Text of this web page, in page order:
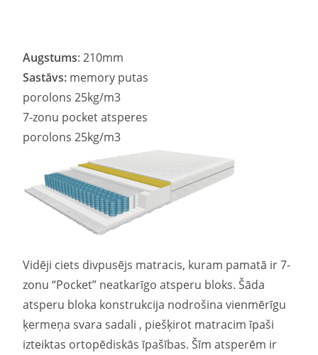
Augstums: 210mm
Sastāvs: memory putas
porolons 25kg/m3
7-zonu pocket atsperes
porolons 25kg/m3
Vidēji ciets divpusējs matracis, kuram pamatā ir 7-
zonu “Pocket” neatkarīgo atsperu bloks. Šāda
atsperu bloka konstrukcija nodrošina vienmērīgu
ķermeņa svara sadali , piešķirot matracim īpaši
izteiktas ortopēdiskās īpašības. Šīm atsperēm ir